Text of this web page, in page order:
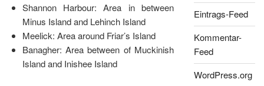
Shannon Harbour: Area in between
Minus Island and Lehinch Island
Meelick: Area around Friar’s Island
Banagher: Area between of Muckinish
Island and Inishee Island
Eintrags-Feed
Kommentar-
Feed
WordPress.org